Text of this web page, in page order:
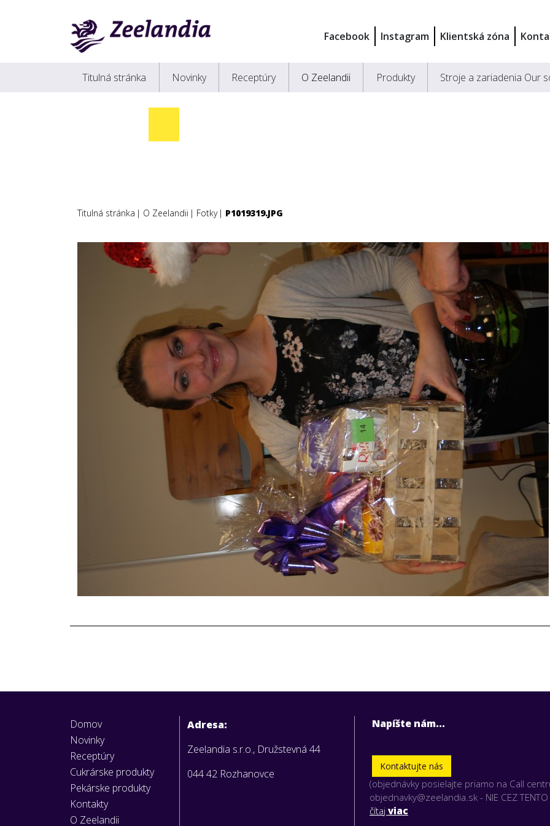
Facebook Instagram Klientská zóna
Titulná stránka Novinky Receptúry O Zeelandii Produkty Stroje a zariadenia Our
Titulná stránka O Zeelandii Fotky P1019319.JPG
Domov
Novinky
Receptúry
Cukrárske produkty
Pekárske produkty
Kontakty
O Zeelandii
Adresa:
Zeelandia s.r.o., Družstevná 44
044 42 Rozhanovce
Napíšte nám...
Kontaktujte nás
(objednávky posielajte priamo na Call
objednavky@zeelandia.sk - NIE CEZ TENTO
čítaj viac